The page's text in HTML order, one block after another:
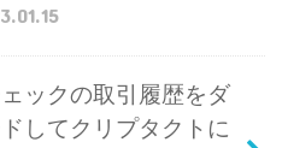
ックの取引履歴をダ
してクリプタクトに